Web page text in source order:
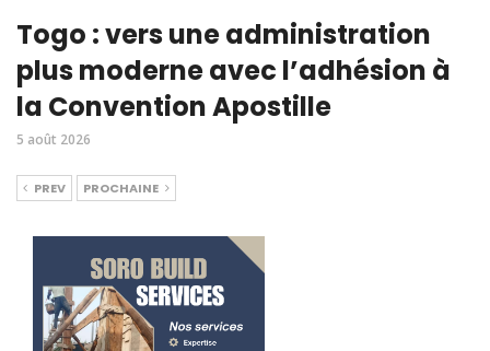
Togo : vers une administration
plus moderne avec l’adhésion à
la Convention Apostille
5 août 2026
PREV PROCHAINE